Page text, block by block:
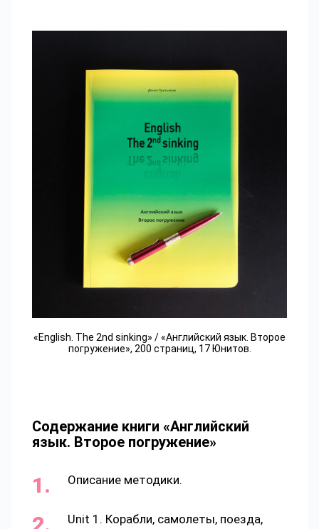
«English. The 2nd sinking» / «Английский язык. Второе
погружение», 200 страниц, 17 Юнитов.
Содержание книги «Английский
язык. Второе погружение»
Описание методики.
Unit 1. Корабли, самолеты, поезда,